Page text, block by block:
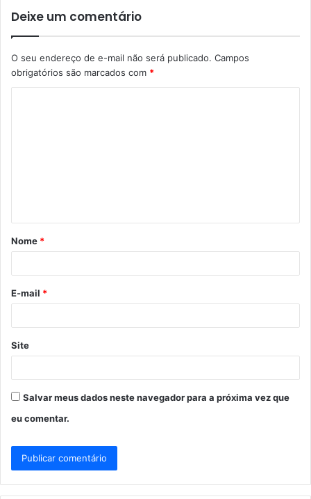
Deixe um comentário
O seu endereço de e-mail não será publicado. Campos
obrigatórios são marcados com *
á
r
*
Nome *
E-mail *
Site
Salvar meus dados neste navegador para a próxima vez que
eu comentar.